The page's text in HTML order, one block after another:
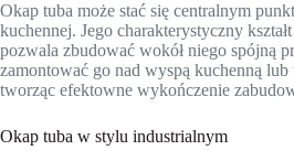
Okap tuba może stać się centralnym
kuchennej. Jego charakterystyczny
pozwala zbudować wokół niego spójną
zamontować go nad wyspą kuchenną lub
tworząc efektowne wykończenie
Okap tuba w stylu industrialnym